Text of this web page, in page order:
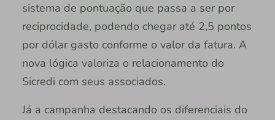
sistema de pontuação que passa a ser por
reciprocidade, podendo chegar até 2,5 pontos
por dólar gasto conforme o valor da fatura. A
nova lógica valoriza o relacionamento do
Sicredi com seus associados.
Já a campanha destacando os diferenciais do